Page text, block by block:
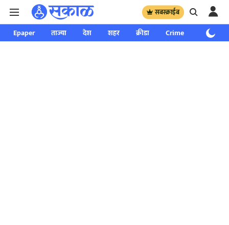
सबस्क्राईब
Epaper ताज्या देश शहर क्रीडा Crime साप्ताहिक